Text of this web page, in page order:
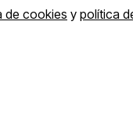
de cookies y política